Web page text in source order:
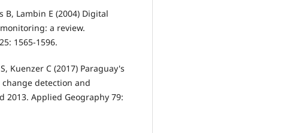
B, Lambin E (2004) Digital
a review.
1565-1596.
Kuenzer C (2017) Paraguay's
detection and
2013. Applied Geography 79: